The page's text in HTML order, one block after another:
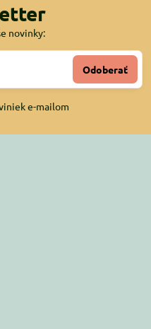
novinky:
Odoberať
e-mailom